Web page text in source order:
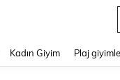
Kadın Giyim Plaj